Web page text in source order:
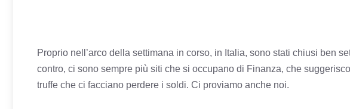
Proprio nell’arco della settimana in corso, in Italia, sono stati chiusi ben
contro, ci sono sempre più siti che si occupano di Finanza, che
truffe che ci facciano perdere i soldi. Ci proviamo anche noi.